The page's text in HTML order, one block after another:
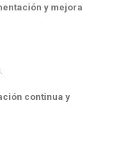
y mejora
continua y